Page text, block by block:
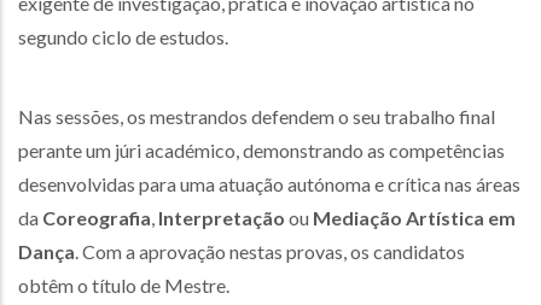
segundo ciclo de estudos.
Nas sessões, os mestrandos defendem o seu trabalho final
perante um júri académico, demonstrando as competências
desenvolvidas para uma atuação autónoma e crítica nas áreas
da Coreografia, Interpretação ou Mediação Artística em
Dança. Com a aprovação nestas provas, os candidatos
obtêm o título de Mestre.